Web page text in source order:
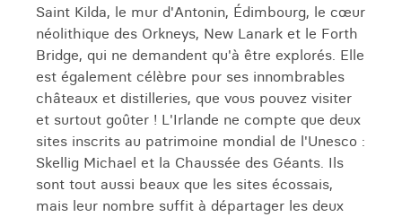
Saint Kilda, le mur d'Antonin, Édimbourg, le cœur
néolithique des Orkneys, New Lanark et le Forth
Bridge, qui ne demandent qu'à être explorés. Elle
est également célèbre pour ses innombrables
châteaux et distilleries, que vous pouvez visiter
et surtout goûter ! L'Irlande ne compte que deux
sites inscrits au patrimoine mondial de l'Unesco :
Skellig Michael et la Chaussée des Géants. Ils
sont tout aussi beaux que les sites écossais,
mais leur nombre suffit à départager les deux